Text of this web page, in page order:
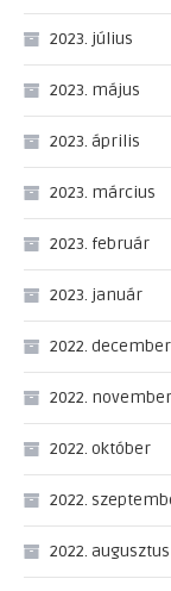
2023. július
2023. május
2023. április
2023. március
2023. február
2023. január
2022. december
2022. november
2022. október
2022.
2022. augusztus